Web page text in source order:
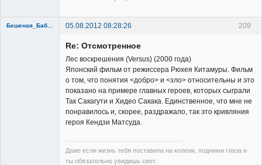
209
05.08.2012 08:28:26
Re: Отсмотренное
Лес воскрешения (Versus) (2000 года)
Японский фильм от режиссера Рюхея Китамуры. Фильм
о том, что понятия <добро> и <зло> относительны и это
показано на примере главных героев, которых сыграли
Так Сакагути и Хидео Сакака. Единственное, что мне не
понравилось и, скорее, раздражало, так это кривляния
героя Кендзи Матсуда.
Даже если жизнь тебя поставила на колени, подними глаза и
ты обязательно увидишь свет.